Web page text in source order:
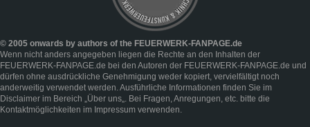
© 2005 onwards by authors of the FEUERWERK-FANPAGE.de
Wenn nicht anders angegeben liegen die Rechte an den Inhalten der
FEUERWERK-FANPAGE.de bei den Autoren der FEUERWERK-FANPAGE.de und
dürfen ohne ausdrückliche Genehmigung weder kopiert, vervielfältigt noch
anderweitig verwendet werden. Ausführliche Informationen finden Sie im
Disclaimer im Bereich „Über uns„. Bei Fragen, Anregungen, etc. bitte die
Kontaktmöglichkeiten im Impressum verwenden.